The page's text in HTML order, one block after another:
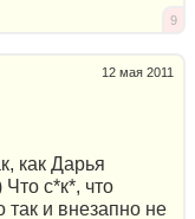
9
12 мая 2011
как Дарья
с*к*, что
и внезапно не